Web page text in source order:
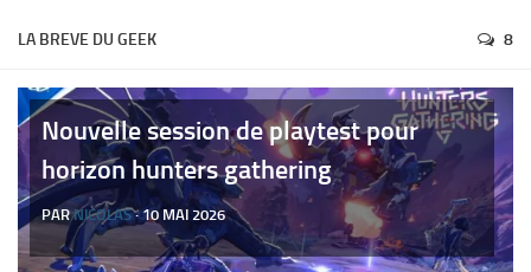
LA BREVE DU GEEK 8
Nouvelle session de playtest pour
horizon hunters gathering
PARNICOLAS· 10 MAI 2026